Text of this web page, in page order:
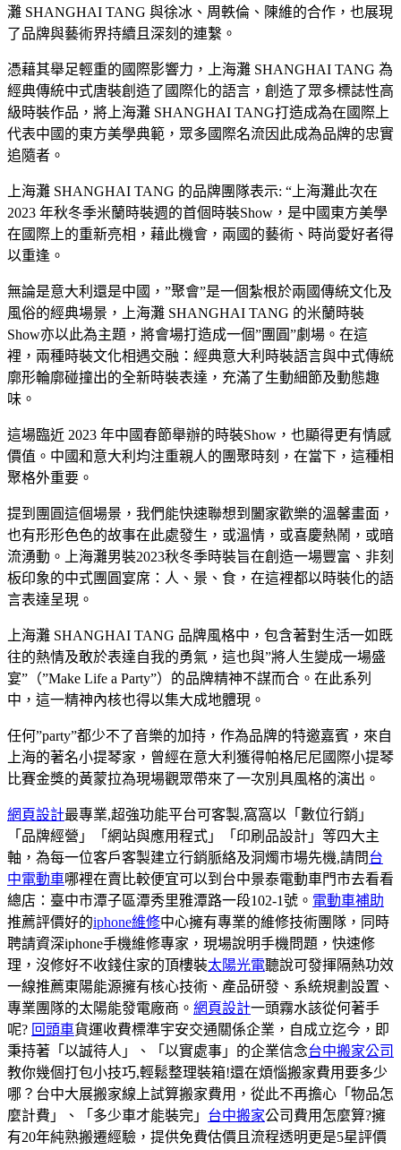
灘 SHANGHAI TANG 與徐冰、周軼倫、陳維的合作，也展現
了品牌與藝術界持續且深刻的連繫。
憑藉其舉足輕重的國際影響力，上海灘 SHANGHAI TANG 為
經典傳統中式唐裝創造了國際化的語言，創造了眾多標誌性高
級時裝作品，將上海灘 SHANGHAI TANG打造成為在國際上
代表中國的東方美學典範，眾多國際名流因此成為品牌的忠實
追隨者。
上海灘 SHANGHAI TANG 的品牌團隊表示: “上海灘此次在
2023 年秋冬季米蘭時裝週的首個時裝Show，是中國東方美學
在國際上的重新亮相，藉此機會，兩國的藝術、時尚愛好者得
以重逢。
無論是意大利還是中國，”聚會”是一個紮根於兩國傳統文化及
風俗的經典場景，上海灘 SHANGHAI TANG 的米蘭時裝
Show亦以此為主題，將會場打造成一個”團圓”劇場。在這
裡，兩種時裝文化相遇交融：經典意大利時裝語言與中式傳統
廓形輪廓碰撞出的全新時裝表達，充滿了生動細節及動態趣
味。
這場臨近 2023 年中國春節舉辦的時裝Show，也顯得更有情感
價值。中國和意大利均注重親人的團聚時刻，在當下，這種相
聚格外重要。
提到團圓這個場景，我們能快速聯想到闔家歡樂的溫馨畫面，
也有形形色色的故事在此處發生，或溫情，或喜慶熱鬧，或暗
流湧動。上海灘男裝2023秋冬季時裝旨在創造一場豐富、非刻
板印象的中式團圓宴席：人、景、食，在這裡都以時裝化的語
言表達呈現。
上海灘 SHANGHAI TANG 品牌風格中，包含著對生活一如既
往的熱情及敢於表達自我的勇氣，這也與”將人生變成一場盛
宴”（”Make Life a Party”）的品牌精神不謀而合。在此系列
中，這一精神內核也得以集大成地體現。
任何”party”都少不了音樂的加持，作為品牌的特邀嘉賓，來自
上海的著名小提琴家，曾經在意大利獲得帕格尼尼國際小提琴
比賽金獎的黃蒙拉為現場觀眾帶來了一次別具風格的演出。
網頁設計最專業,超強功能平台可客製,窩窩以「數位行銷」
「品牌經營」「網站與應用程式」「印刷品設計」等四大主
軸，為每一位客戶客製建立行銷脈絡及洞燭市場先機,請問台
中電動車哪裡在賣比較便宜可以到台中景泰電動車門市去看看
總店：臺中市潭子區潭秀里雅潭路一段102-1號。 電動車補助
推薦評價好的iphone維修中心擁有專業的維修技術團隊，同時
聘請資深iphone手機維修專家，現場說明手機問題，快速修
理，沒修好不收錢住家的頂樓裝太陽光電聽說可發揮隔熱功效
一線推薦東陽能源擁有核心技術、產品研發、系統規劃設置、
專業團隊的太陽能發電廠商。 網頁設計一頭霧水該從何著手
呢? 回頭車貨運收費標準宇安交通關係企業，自成立迄今，即
秉持著「以誠待人」、「以實處事」的企業信念台中搬家公司
教你幾個打包小技巧,輕鬆整理裝箱!還在煩惱搬家費用要多少
哪？台中大展搬家線上試算搬家費用，從此不再擔心「物品怎
麼計費」、「多少車才能裝完」 台中搬家公司費用怎麼算?擁
有20年純熟搬遷經驗，提供免費估價且流程透明更是5星評價